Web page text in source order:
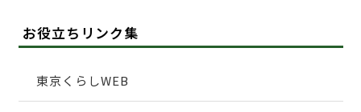
お役立ちリンク集
東京くらしWEB